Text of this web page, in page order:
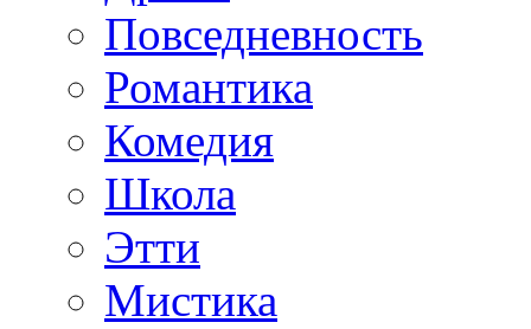
Повседневность
Романтика
Комедия
Школа
Этти
Мистика